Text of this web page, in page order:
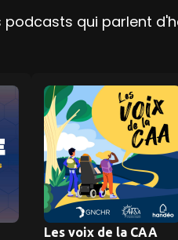
podcasts qui parlent
Les voix de la CAA